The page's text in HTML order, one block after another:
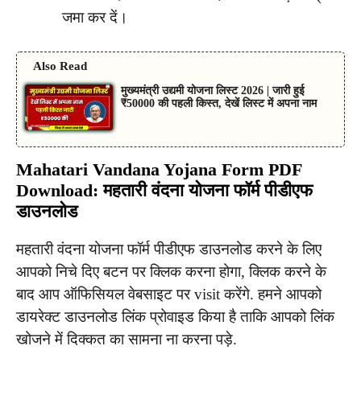
जमा कर दें।
Also Read
मुख्यमंत्री उद्यमी योजना लिस्ट 2026 | जारी हुई
₹50000 की पहली किस्त, देखें लिस्ट में अपना नाम
Mahatari Vandana Yojana Form PDF
Download: महतारी वंदना योजना फॉर्म पीडीएफ
डाउनलोड
महतारी वंदना योजना फॉर्म पीडीएफ डाउनलोड करने के लिए
आपको निचे दिए बटन पर क्लिक करना होगा, क्लिक करने के
बाद आप ऑफिसियल वेबसाइट पर visit करेंगे. हमने आपको
डायरेक्ट डाउनलोड लिंक प्रोवाइड किया है ताकि आपको लिंक
खोजने में दिक्कत का सामना ना करना पड़े.